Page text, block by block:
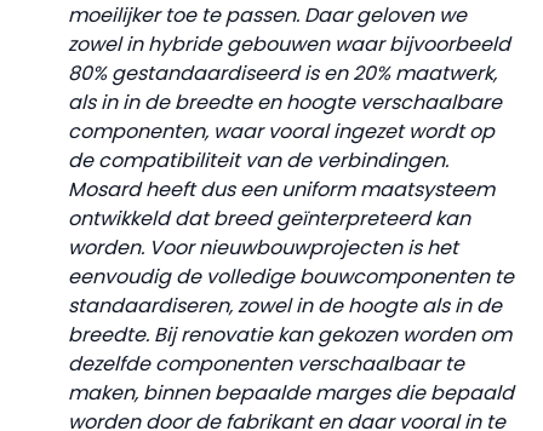
moeilijker toe te passen. Daar geloven we
zowel in hybride gebouwen waar bijvoorbeeld
80% gestandaardiseerd is en 20% maatwerk,
als in in de breedte en hoogte verschaalbare
componenten, waar vooral ingezet wordt op
de compatibiliteit van de verbindingen.
Mosard heeft dus een uniform maatsysteem
ontwikkeld dat breed geïnterpreteerd kan
worden. Voor nieuwbouwprojecten is het
eenvoudig de volledige bouwcomponenten te
standaardiseren, zowel in de hoogte als in de
breedte. Bij renovatie kan gekozen worden om
dezelfde componenten verschaalbaar te
maken, binnen bepaalde marges die bepaald
worden door de fabrikant en daar vooral in te